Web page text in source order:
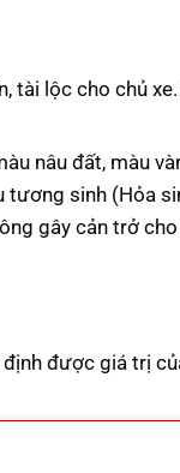
tài lộc cho chủ
nâu đất, màu
tương sinh (Hỏa
gây cản trở
được giá trị